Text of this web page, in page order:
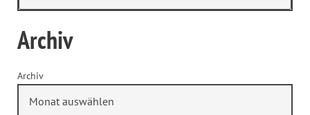
Archiv
Archiv